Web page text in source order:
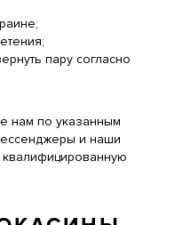
пару согласно
нам по указанным
и наши
квалифицированную